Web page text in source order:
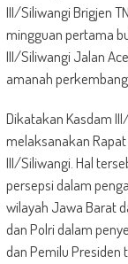
III/Siliwangi Brigjen
mingguan pertama
III/Siliwangi Jalan
amanah
Dikatakan Kasdam
melaksanakan Rapat
III/Siliwangi. Hal
persepsi dalam
wilayah Jawa Barat
dan Polri dalam
dan Pemilu Presiden